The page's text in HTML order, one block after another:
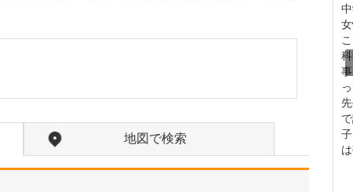
地図で検索
父の代から「地域のかか
ており、その思いはいま
の専門にかかわらず、お
なかの不調や貧血、更年